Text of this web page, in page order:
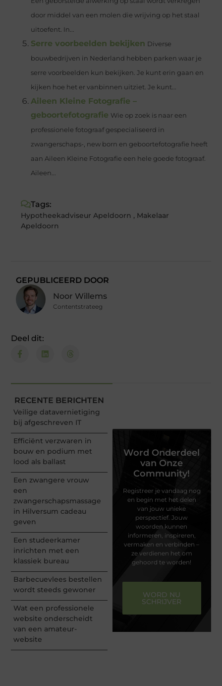
door middel van een molen die wrijving op het staal
uitoefent. In...
Serre voorbeelden bekijken Diverse
bouwbedrijven in Nederland hebben parken waar je
serre voorbeelden kun bekijken. Je kunt erin gaan en
kijken hoe het er vanbinnen uitziet. Je kunt...
Aileen Kleine Fotografie –
geboortefotografie Wie op zoek is naar een
professionele fotograaf gespecialiseerd in
zwangerschaps-, new born en geboortefotografie heeft
aan Aileen Kleine Fotografie een hele goede fotograaf.
Aileen...
Tags:
Hypotheekadviseur Apeldoorn , Makelaar
Apeldoorn
GEPUBLICEERD DOOR
Noor Willems
Contentstrateeg
Deel dit:
RECENTE BERICHTEN
Veilige datavernietiging
bij afgeschreven IT
Efficiënt verzwaren in
bouw en podium met
lood als ballast
Een zwangere vrouw
een
zwangerschapsmassage
in Hilversum cadeau
geven
Een studeerkamer
inrichten met een
klassiek bureau
Barbecuevlees bestellen
wordt steeds gewoner
Wat een professionele
website onderscheidt
van een amateur-
website
Word Onderdeel
van Onze
Community!
Registreer je vandaag nog
en begin met het delen
van jouw unieke
perspectief. Jouw
woorden kunnen
informeren, inspireren,
vermaken en verbinden –
ze verdienen het om
gehoord te worden!
WORD NU
SCHRIJVER